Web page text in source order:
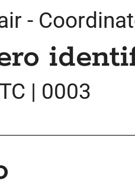
-
| 0003